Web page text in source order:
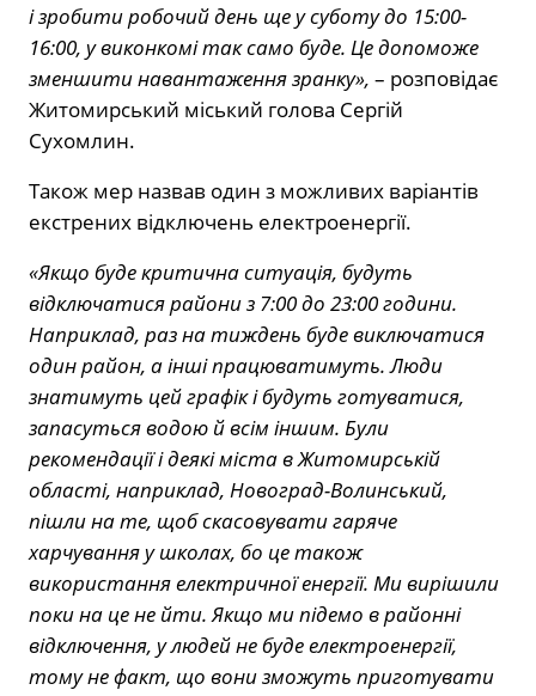
і зробити робочий день ще у суботу до 15:00-
16:00, у виконкомі так само буде. Це допоможе
зменшити навантаження зранку», – розповідає
Житомирський міський голова Сергій
Сухомлин.
Також мер назвав один з можливих варіантів
екстрених відключень електроенергії.
«Якщо буде критична ситуація, будуть
відключатися райони з 7:00 до 23:00 години.
Наприклад, раз на тиждень буде виключатися
один район, а інші працюватимуть. Люди
знатимуть цей графік і будуть готуватися,
запасуться водою й всім іншим. Були
рекомендації і деякі міста в Житомирській
області, наприклад, Новоград-Волинський,
пішли на те, щоб скасовувати гаряче
харчування у школах, бо це також
використання електричної енергії. Ми вирішили
поки на це не йти. Якщо ми підемо в районні
відключення, у людей не буде електроенергії,
тому не факт, що вони зможуть приготувати